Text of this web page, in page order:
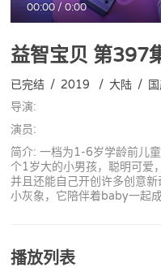
00:00/0:00
益智宝贝 第397
已完结 / 2019 / 大陆 /
导演:
演员:
简介: 一档为1-6岁学龄前儿
个1岁大的小男孩，聪明可爱
并且还能自己开创许多创意
小灰象，它陪伴着baby一起成
播放列表